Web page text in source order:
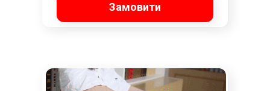
Замовити